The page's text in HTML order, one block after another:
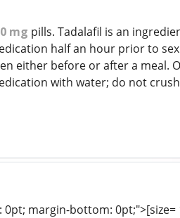
mg pills. Tadalafil is an
half an hour prior to
either before or after a meal.
with water; do not
margin-bottom: